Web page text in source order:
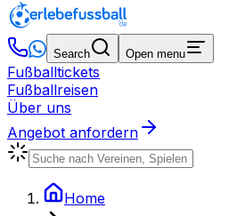
Search Open menu
Fußballtickets
Fußballreisen
Über uns
Angebot anfordern
Home